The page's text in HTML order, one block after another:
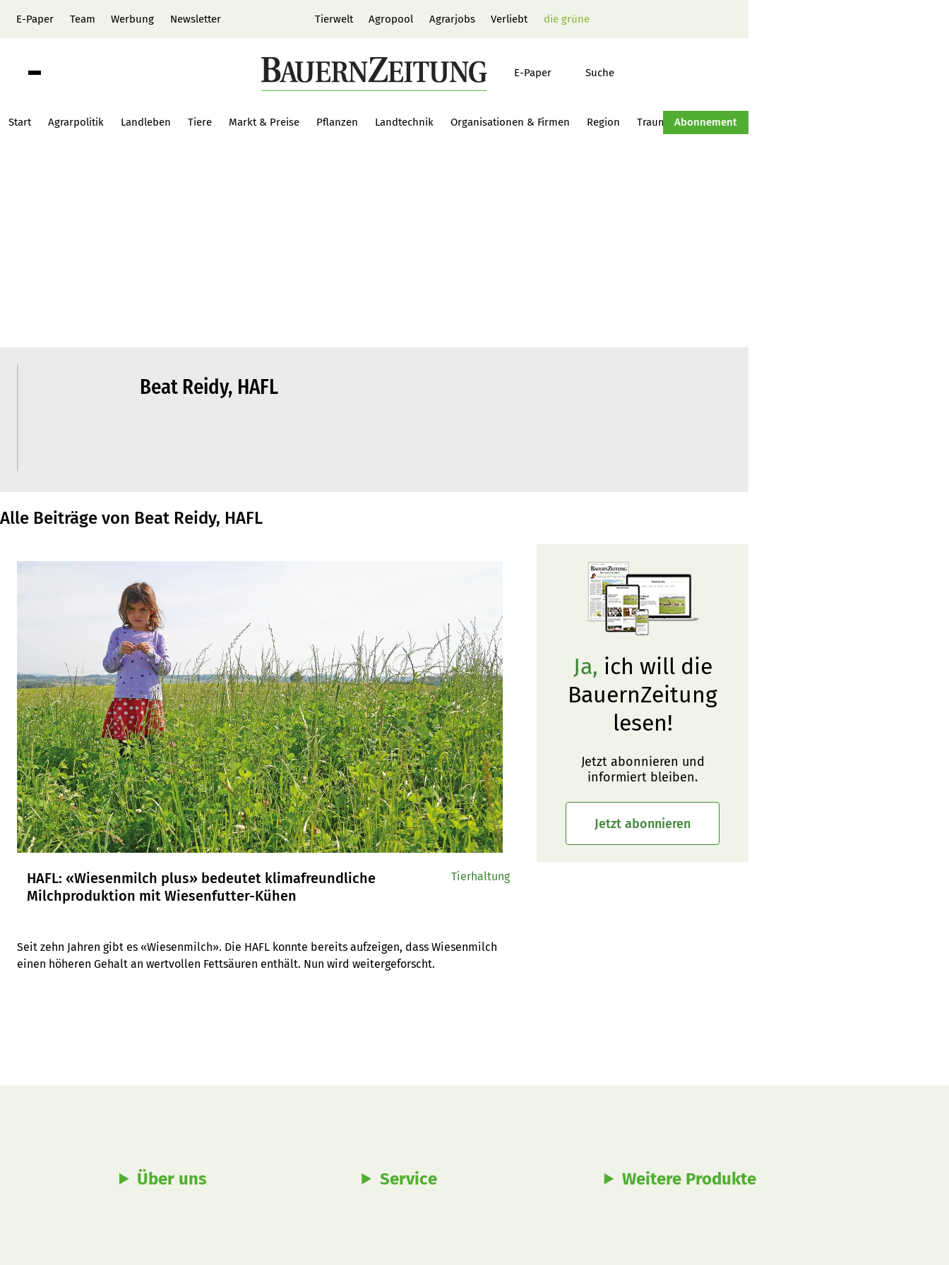
E-Paper Team Werbung Newsletter Tierwelt Agropool Agrarjobs Verliebt die grüne
E-Paper Suche
Start Agrarpolitik Landleben Tiere Markt & Preise Pflanzen Landtechnik Organisationen & Firmen Region Traumtraktor Hof-Management
Abonnement
Beat Reidy, HAFL
Alle Beiträge von Beat Reidy, HAFL
HAFL: «Wiesenmilch plus» bedeutet klimafreundliche
Milchproduktion mit Wiesenfutter-Kühen
Seit zehn Jahren gibt es «Wiesenmilch». Die HAFL konnte bereits aufzeigen, dass Wiesenmilch
einen höheren Gehalt an wertvollen Fettsäuren enthält. Nun wird weitergeforscht.
Tierhaltung
Ja, ich will die
BauernZeitung
lesen!
Jetzt abonnieren und
informiert bleiben.
Jetzt abonnieren
Über uns Service Weitere Produkte